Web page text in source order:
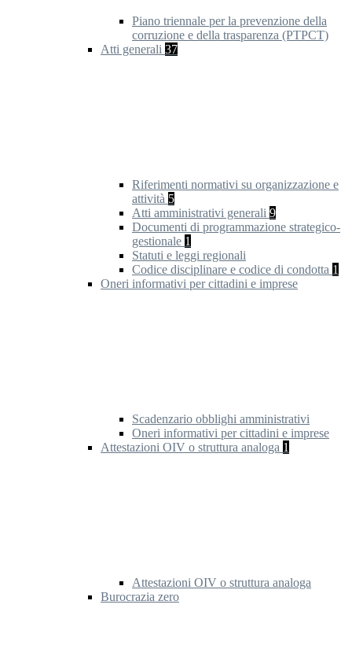
Piano triennale per la prevenzione della
corruzione e della trasparenza (PTPCT)
Atti generali 37
Riferimenti normativi su organizzazione e
attività 5
Atti amministrativi generali 9
Documenti di programmazione strategico-
gestionale 1
Statuti e leggi regionali
Codice disciplinare e codice di condotta 1
Oneri informativi per cittadini e imprese
Scadenzario obblighi amministrativi
Oneri informativi per cittadini e imprese
Attestazioni OIV o struttura analoga 1
Attestazioni OIV o struttura analoga
Burocrazia zero